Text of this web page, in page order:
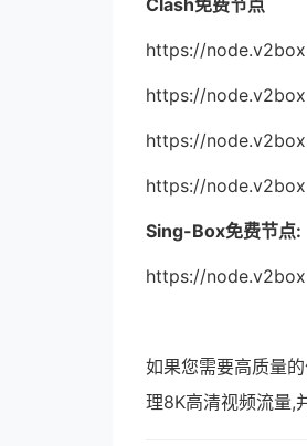
Clash免费节点
https://
https://
https://
https://
Sing-Box免费节点:
https://
如果您需要高质量
理8K高清视频流量,